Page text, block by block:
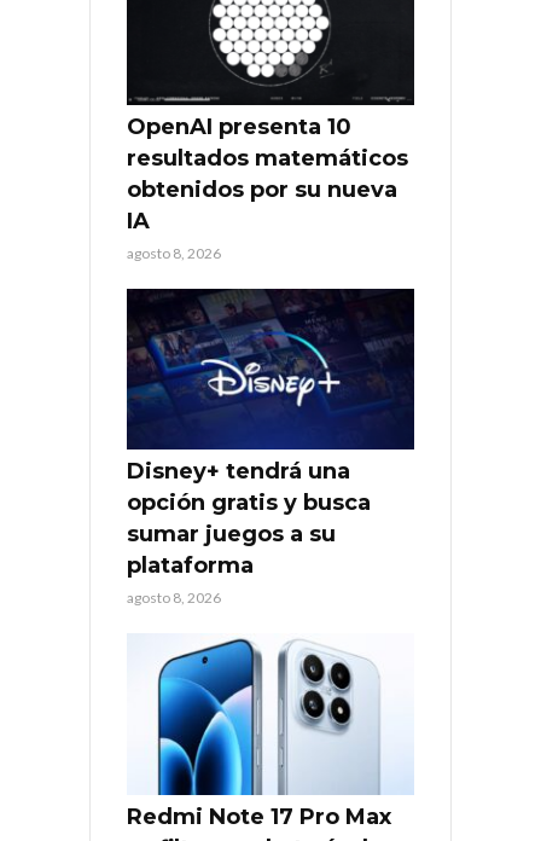
OpenAI presenta 10
resultados matemáticos
obtenidos por su nueva
IA
agosto 8, 2026
Disney+ tendrá una
opción gratis y busca
sumar juegos a su
plataforma
agosto 8, 2026
Redmi Note 17 Pro Max